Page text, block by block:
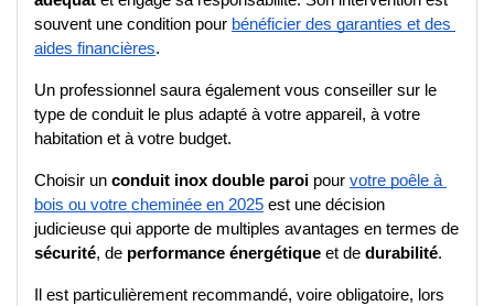
souvent une condition pour bénéficier des garanties et des
aides financières.
Un professionnel saura également vous conseiller sur le
type de conduit le plus adapté à votre appareil, à votre
habitation et à votre budget.
Choisir un conduit inox double paroi pour votre poêle à
bois ou votre cheminée en 2025 est une décision
sécurité, de performance énergétique et de durabilité.
Il est particulièrement recommandé, voire obligatoire, lors